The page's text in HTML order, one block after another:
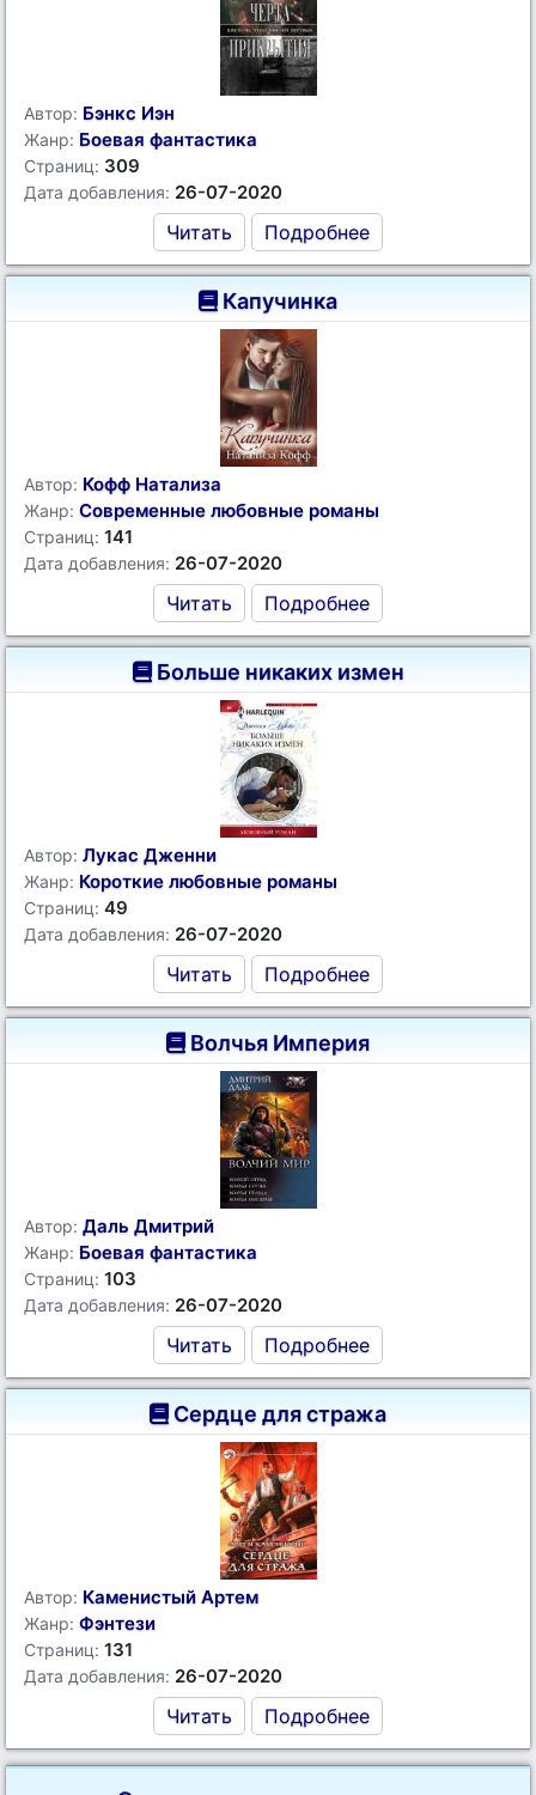
Автор: Бэнкс Иэн
Жанр: Боевая фантастика
Страниц: 309
Дата добавления: 26-07-2020
Читать Подробнее
Капучинка
Автор: Кофф Натализа
Жанр: Современные любовные романы
Страниц: 141
Дата добавления: 26-07-2020
Читать Подробнее
Больше никаких измен
Автор: Лукас Дженни
Жанр: Короткие любовные романы
Страниц: 49
Дата добавления: 26-07-2020
Читать Подробнее
Волчья Империя
Автор: Даль Дмитрий
Жанр: Боевая фантастика
Страниц: 103
Дата добавления: 26-07-2020
Читать Подробнее
Сердце для стража
Автор: Каменистый Артем
Жанр: Фэнтези
Страниц: 131
Дата добавления: 26-07-2020
Читать Подробнее